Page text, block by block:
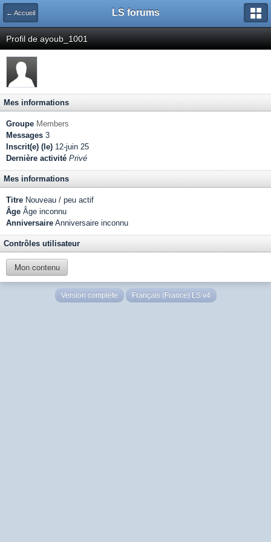
← Accueil LS forums
Profil de ayoub_1001
Mes informations
Groupe Members
Messages 3
Inscrit(e) (le) 12-juin 25
Dernière activité Privé
Mes informations
Titre Nouveau / peu actif
Âge Âge inconnu
Anniversaire Anniversaire inconnu
Contrôles utilisateur
Mon contenu
Version complète Français (France) LS v4